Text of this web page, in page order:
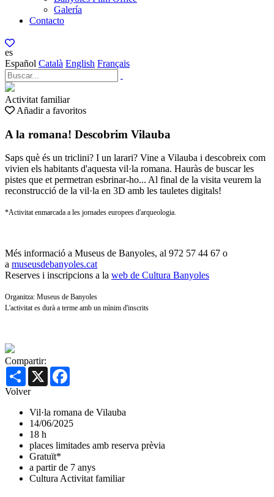
Galería
Contacto
es
Español Català English Français
Activitat familiar
Añadir a favoritos
A la romana! Descobrim Vilauba
Saps què és un triclini? I un larari? Vine a Vilauba i descobreix com
vivien els habitants d'aquesta vil·la romana. Hauràs de buscar les
pistes que et permetran esbrinar-ho... Al final de la visita veurem la
reconstrucció de la vil·la en 3D amb les tauletes digitals!
*Activitat enmarcada a les jornades europees d'arqueologia.
Més informació a Museus de Banyoles, al 972 57 44 67 o
a museusdebanyoles.cat
Reserves i inscripcions a la web de Cultura Banyoles
Organitza: Museus de Banyoles
L'activitat es durà a terme amb un mìnim d'inscrits
Compartir:
Share X
Volver
Vil·la romana de Vilauba
14/06/2025
18 h
places limitades amb reserva prèvia
Gratuït*
a partir de 7 anys
CulturaActivitat familiar